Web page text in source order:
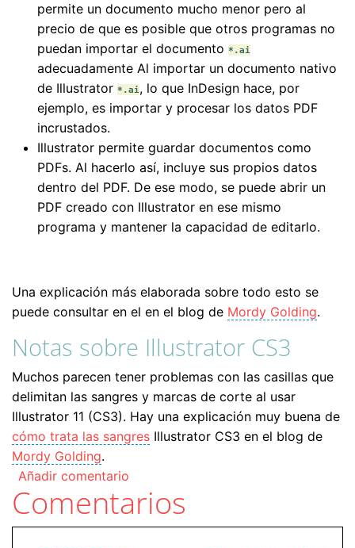
permite un documento mucho menor pero al
precio de que es posible que otros programas no
puedan importar el documento *.ai
adecuadamente Al importar un documento nativo
de Illustrator *.ai, lo que InDesign hace, por
ejemplo, es importar y procesar los datos PDF
incrustados.
Illustrator permite guardar documentos como
PDFs. Al hacerlo así, incluye sus propios datos
dentro del PDF. De ese modo, se puede abrir un
PDF creado con Illustrator en ese mismo
programa y mantener la capacidad de editarlo.
Una explicación más elaborada sobre todo esto se
puede consultar en el en el blog de Mordy Golding.
Notas sobre Illustrator CS3
Muchos parecen tener problemas con las casillas que
delimitan las sangres y marcas de corte al usar
Illustrator 11 (CS3). Hay una explicación muy buena de
cómo trata las sangres Illustrator CS3 en el blog de
Mordy Golding.
Añadir comentario
Comentarios